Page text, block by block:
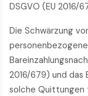
DSGVO (EU 2016/
Die Schwärzung
2016/679) und das
solche Quittungen